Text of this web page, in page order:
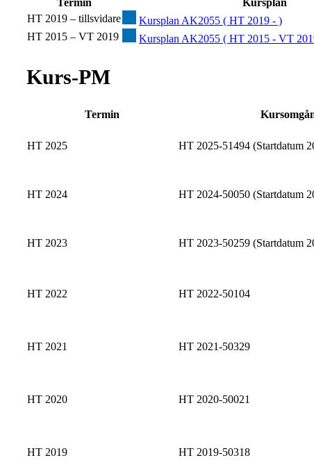
HT 2019 – tillsvidare
Kursplan AK2055 ( HT 2019 - )
HT 2015 – VT 2019
Kursplan AK2055 ( HT 2015 - VT
Kurs-PM
Termin
HT 2025 HT 2025-51494 (Startdatum
HT 2024 HT 2024-50050 (Startdatum
HT 2023 HT 2023-50259 (Startdatum
HT 2022 HT 2022-50104
HT 2021 HT 2021-50329
HT 2020 HT 2020-50021
HT 2019 HT 2019-50318